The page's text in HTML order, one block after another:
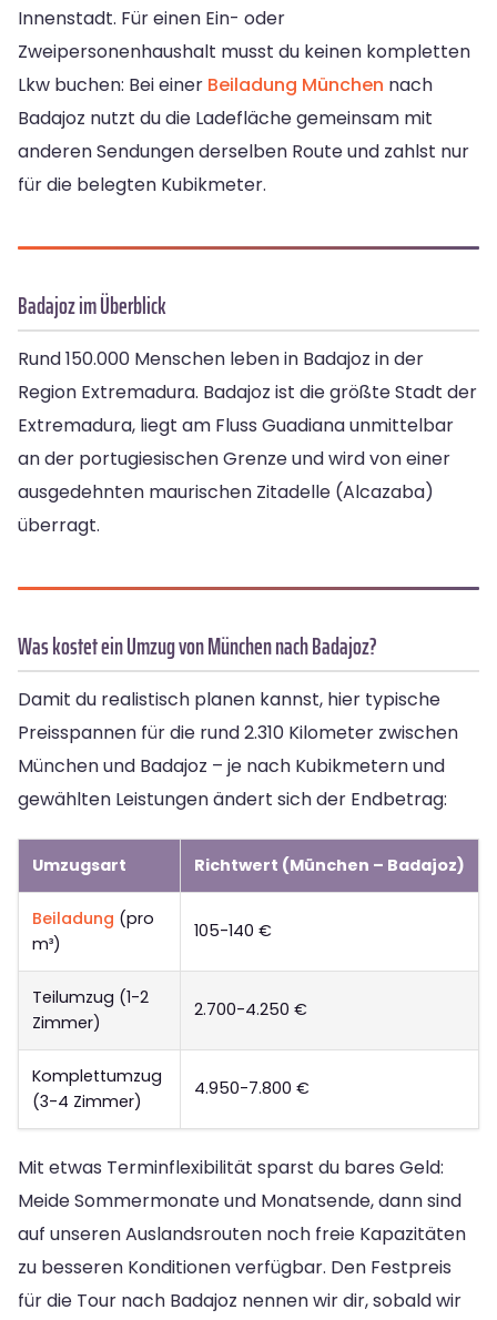
Innenstadt. Für einen Ein- oder
Zweipersonenhaushalt musst du keinen kompletten
Lkw buchen: Bei einer Beiladung München nach
Badajoz nutzt du die Ladefläche gemeinsam mit
anderen Sendungen derselben Route und zahlst nur
für die belegten Kubikmeter.
Badajoz im Überblick
Rund 150.000 Menschen leben in Badajoz in der
Region Extremadura. Badajoz ist die größte Stadt der
Extremadura, liegt am Fluss Guadiana unmittelbar
an der portugiesischen Grenze und wird von einer
ausgedehnten maurischen Zitadelle (Alcazaba)
überragt.
Was kostet ein Umzug von München nach Badajoz?
Damit du realistisch planen kannst, hier typische
Preisspannen für die rund 2.310 Kilometer zwischen
München und Badajoz – je nach Kubikmetern und
gewählten Leistungen ändert sich der Endbetrag:
Umzugsart Richtwert (München – Badajoz)
Beiladung (pro
m³)
105-140 €
Teilumzug (1-2
Zimmer)
2.700-4.250 €
Komplettumzug
(3-4 Zimmer)
4.950-7.800 €
Mit etwas Terminflexibilität sparst du bares Geld:
Meide Sommermonate und Monatsende, dann sind
auf unseren Auslandsrouten noch freie Kapazitäten
zu besseren Konditionen verfügbar. Den Festpreis
für die Tour nach Badajoz nennen wir dir, sobald wir